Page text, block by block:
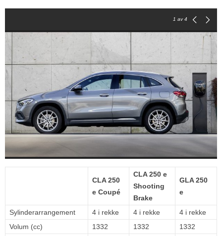
1 av 4
CLA 250
e Coupé
CLA 250 e
Shooting
Brake
GLA 250
e
Sylinderarrangement 4 i rekke 4 i rekke
4 i rekke
Volum (cc)
1332 1332
1332